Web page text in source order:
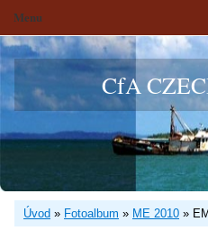
CfA
Úvod » Fotoalbum » ME 2010 »
Menu